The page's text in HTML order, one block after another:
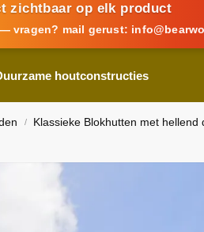
zichtbaar op elk product
vragen? mail gerust: info@
houtconstructies
/ Klassieke Blokhutten met hellend